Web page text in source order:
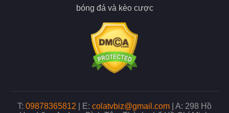
bóng đá và kèo cược
T: 09878365812 E: colatvbiz@gmail.com A: 298 Hồ